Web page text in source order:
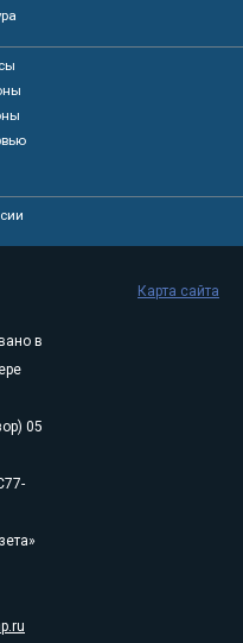
в
05
Карта сайта